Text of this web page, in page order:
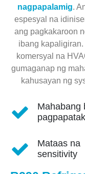
nagpapalamig.
espesyal na
ang pagkakaroon
ibang
komersyal na
gumaganap ng
kahusayan ng
Mahabang
Mataas na
sensitivity